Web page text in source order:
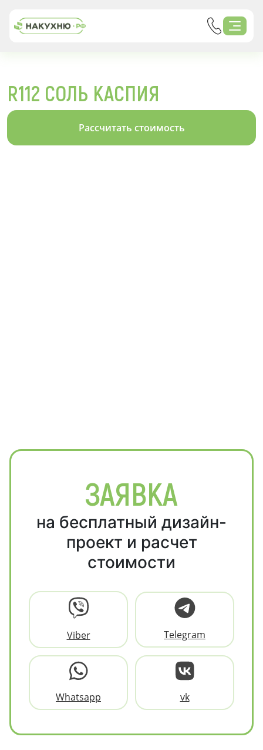
R112 СОЛЬ КАСПИЯ
Рассчитать стоимость
ЗАЯВКА
на бесплатный дизайн-
проект и расчет
стоимости
Viber Telegram
Whatsapp vk